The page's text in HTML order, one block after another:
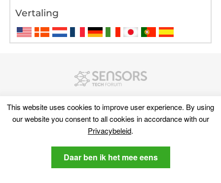
Vertaling
This website uses cookies to improve user experience. By using
our website you consent to all cookies in accordance with our
Privacybeleid.
Daar ben ik het mee eens